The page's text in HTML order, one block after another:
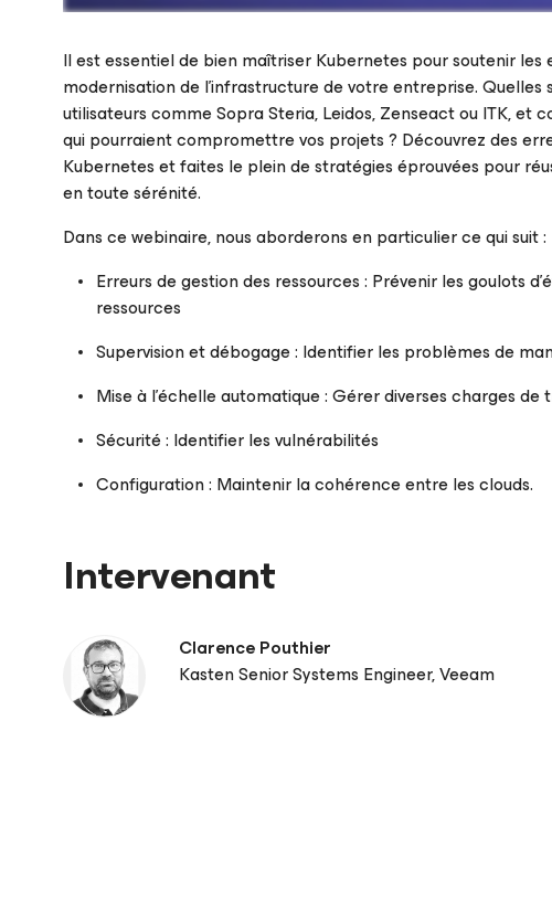
Inscrivez-vous pour regarder le webinaire
Il est essentiel de bien maîtriser Kubernetes pour soutenir les
modernisation de l'infrastructure de votre entreprise.
utilisateurs comme Sopra Steria, Leidos, Zenseact ou ITK, et
qui pourraient compromettre vos projets ? Découvrez des
Kubernetes et faites le plein de stratégies éprouvées pour
en toute sérénité.
Dans ce webinaire, nous aborderons en particulier ce qui suit :
Erreurs de gestion des ressources : Prévenir les goulots
ressources
Supervision et débogage : Identifier les problèmes de
Mise à l’échelle automatique : Gérer diverses charges de
Sécurité : Identifier les vulnérabilités
Configuration : Maintenir la cohérence entre les clouds.
Intervenant
Clarence Pouthier
Kasten Senior Systems Engineer, Veeam